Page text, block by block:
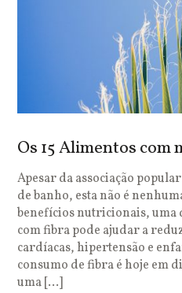
Os 15 Alimentos com
Apesar da associação
de banho, esta não é
benefícios nutricionais, uma
com fibra pode ajudar a
cardíacas, hipertensão e
consumo de fibra é hoje em
uma […]